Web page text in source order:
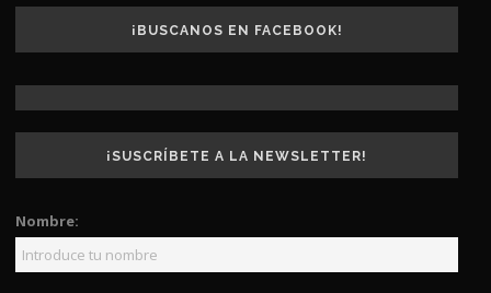
¡BUSCANOS EN FACEBOOK!
¡SUSCRÍBETE A LA NEWSLETTER!
Nombre: